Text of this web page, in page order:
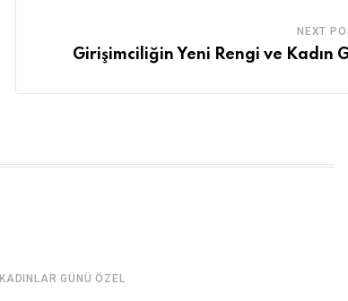
NEXT
Girişimciliğin Yeni Rengi ve Kadın
KADINLAR GÜNÜ ÖZEL